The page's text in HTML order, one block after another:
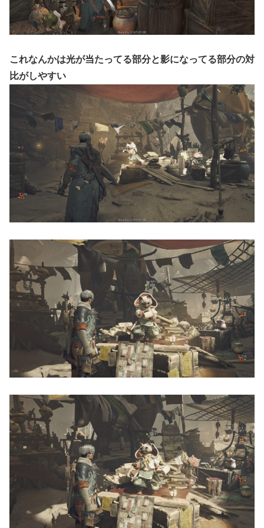
これなんかは光が当たってる部分と影になってる部分の対
比がしやすい